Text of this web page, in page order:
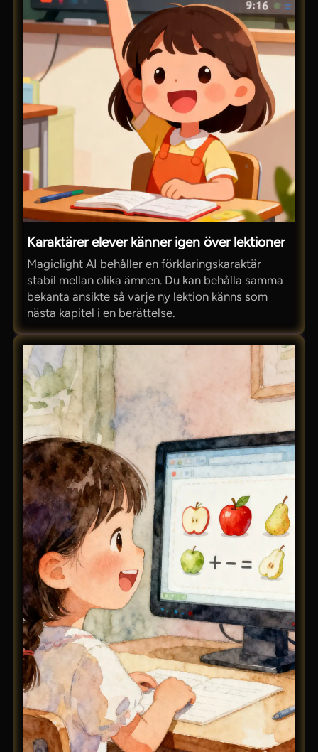
Karaktärer elever känner igen över lektioner
Magiclight AI behåller en förklaringskaraktär
stabil mellan olika ämnen. Du kan behålla samma
bekanta ansikte så varje ny lektion känns som
nästa kapitel i en berättelse.